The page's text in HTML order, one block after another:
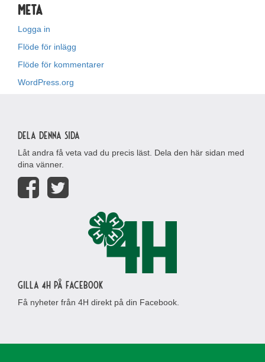
Meta
Logga in
Flöde för inlägg
Flöde för kommentarer
WordPress.org
Dela denna sida
Låt andra få veta vad du precis läst. Dela den här sidan med
dina vänner.
Gilla 4H på Facebook
Få nyheter från 4H direkt på din Facebook.